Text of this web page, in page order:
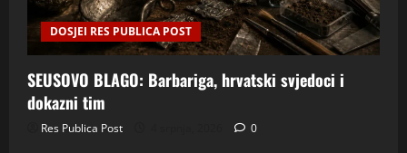
DOSJEI RES PUBLICA POST
SEUSOVO BLAGO: Barbariga, hrvatski svjedoci i
dokazni tim
Res Publica Post 0